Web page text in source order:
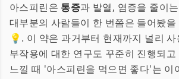
아스피린은 통증과 발열, 염증을 줄이
대부분의 사람들이 한 번쯤은 들어봤
💡. 이 약은 과거부터 현재까지 널리
부작용에 대한 연구도 꾸준히 진행되
느낄 때 '아스피린을 먹으면 좋다'는 이